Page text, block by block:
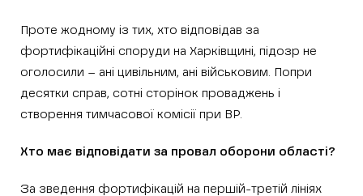
Проте жодному із тих, хто відповідав за
фортифікаційні споруди на Харківщині, підозр не
оголосили – ані цивільним, ані військовим. Попри
десятки справ, сотні сторінок проваджень і
створення тимчасової комісії при ВР.
Хто має відповідати за провал оборони області?
За зведення фортифікацій на першій-третій лініях